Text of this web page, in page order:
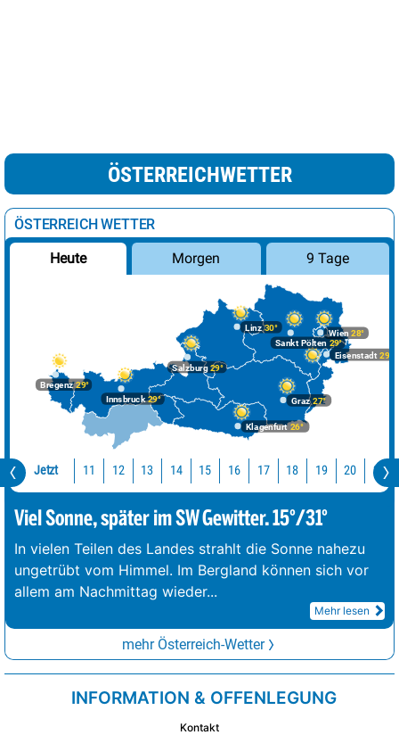
ÖSTERREICHWETTER
ÖSTERREICH WETTER
Heute Morgen 9 Tage
Bregenz29°
Graz27°
Innsbruck29°
Klagenfurt 26°
Linz30°
Salzburg29°
Wien 28°
Eisenstadt 29°
Sankt Pölten 29°
Jetzt 11 12 13 14 15 16 17 18 19 20 21
Viel Sonne, später im SW Gewitter. 15°/31°
In vielen Teilen des Landes strahlt die Sonne nahezu
ungetrübt vom Himmel. Im Bergland können sich vor
allem am Nachmittag wieder...
Mehr lesen
mehr Österreich-Wetter
INFORMATION & OFFENLEGUNG
Kontakt